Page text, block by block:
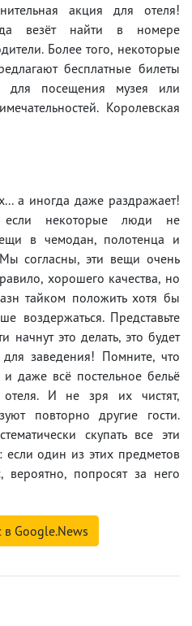
акция для отеля!
везёт найти в номере
Более того, некоторые
бесплатные билеты
для посещения музея или
Королевская
а иногда даже раздражает!
некоторые люди не
в чемодан, полотенца и
согласны, эти вещи очень
хорошего качества, но
тайком положить хотя бы
воздержаться. Представьте
начнут это делать, это будет
заведения! Помните, что
даже всё постельное бельё
отеля. И не зря их чистят,
повторно другие гости.
скупать все эти
один из этих предметов
вероятно, попросят за него
в Google.News